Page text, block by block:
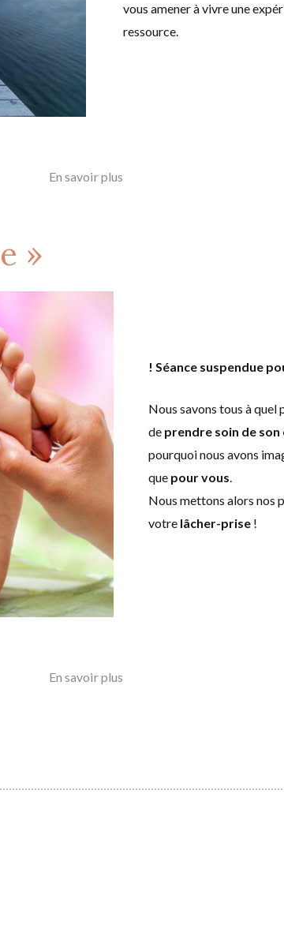
vous amener à vivre une
ressource.
En savoir plus
»
! Séance suspendue
Nous savons tous à
de prendre soin de
pourquoi nous avons
que pour vous.
Nous mettons alors nos
votre lâcher-prise !
En savoir plus